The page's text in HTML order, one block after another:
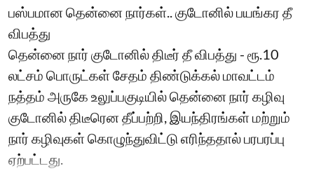
பஸ்பமான தென்னை நார்கள்.. குடோனில் பயங்கர தீ
விபத்து
தென்னை நார் குடோனில் திடீர் தீ விபத்து - ரூ.10
லட்சம் பொருட்கள் சேதம் திண்டுக்கல் மாவட்டம்
நத்தம் அருகே உலுப்பகுடியில் தென்னை நார் கழிவு
குடோனில் திடீரென தீப்பற்றி, இயந்திரங்கள் மற்றும்
நார் கழிவுகள் கொழுந்துவிட்டு எரிந்ததால் பரபரப்பு
ஏற்பட்டது.